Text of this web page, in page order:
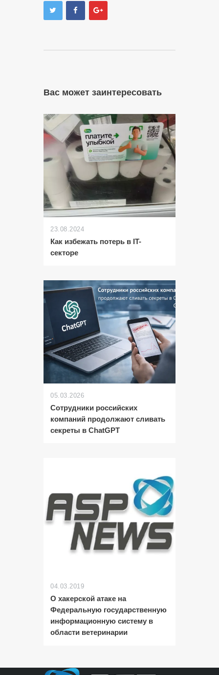
Вас может заинтересовать
23.08.2024
Как избежать потерь в IT-
секторе
05.03.2026
Сотрудники российских
компаний продолжают сливать
секреты в ChatGPT
04.03.2019
О хакерской атаке на
Федеральную государственную
информационную систему в
области ветеринарии